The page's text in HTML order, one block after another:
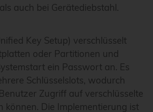
auch bei Gerätediebstahl.
Key Setup) verschlüsselt
oder Partitionen und
ein Passwort an. Es
Schlüsselslots, wodurch
Zugriff auf verschlüsselte
können. Die Implementierung ist